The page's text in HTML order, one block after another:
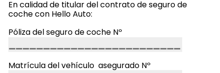
En calidad de titular del contrato de seguro de
coche con Hello Auto:
Póliza del seguro de coche Nº
Matrícula del vehículo asegurado Nº